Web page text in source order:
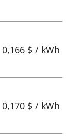
0,166 $ / kWh
0,170 $ / kWh